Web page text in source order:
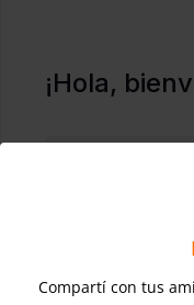
Compartí con tus
¡Hola,
Mantenerme